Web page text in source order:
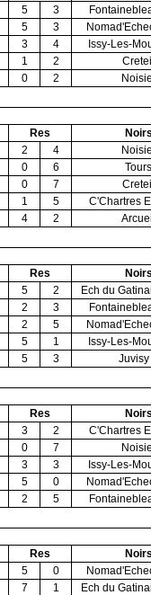
5 3
5 3
3 4
Issy-Les-
1 2
0 2
Res
2 4
0 6
Tours
0 7
1 5
C'Chartres
4 2
Res
5 2
Ech du
2 3
2 5
5 1
Issy-Les-
5 3 Juvisy
Res
3 2
C'Chartres
0 7
3 3
Issy-Les-
5 0
2 5
Res
5 0
7 1
Ech du